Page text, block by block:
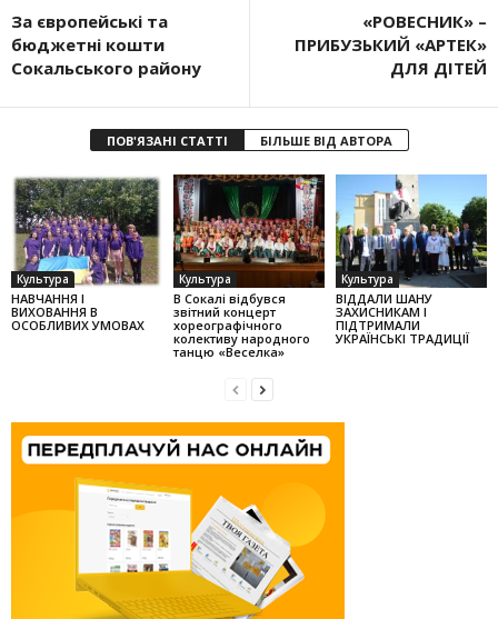
За європейські та
бюджетні кошти
Сокальського району
«РОВЕСНИК» –
ПРИБУЗЬКИЙ «АРТЕК»
ДЛЯ ДІТЕЙ
ПОВ'ЯЗАНІ СТАТТІ БІЛЬШЕ ВІД АВТОРА
Культура
НАВЧАННЯ І
ВИХОВАННЯ В
ОСОБЛИВИХ УМОВАХ
Культура
В Сокалі відбувся
звітний концерт
хореографічного
колек­тиву народного
танцю «Веселка»
Культура
ВІДДАЛИ ШАНУ
ЗАХИСНИКАМ І
ПІДТРИМАЛИ
УКРАЇНСЬКІ ТРАДИЦІЇ